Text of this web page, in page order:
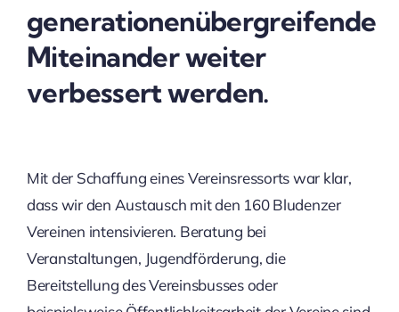
generationenübergreifende
Miteinander weiter
verbessert werden.
Mit der Schaffung eines Vereinsressorts war klar,
dass wir den Austausch mit den 160 Bludenzer
Vereinen intensivieren. Beratung bei
Veranstaltungen, Jugendförderung, die
Bereitstellung des Vereinsbusses oder